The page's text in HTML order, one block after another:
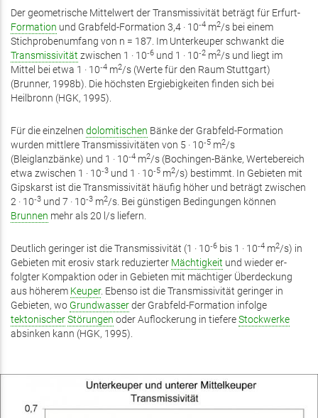
Der geometrische Mittelwert der Transmissi­vität beträgt für Erfurt-
Formation und Grabfeld-Formation 3,4 · 10‑4 m2/s bei einem
Stichprobenumfang von n = 187. Im Unterkeuper schwankt die
Transmissivität zwischen 1 · 10‑6 und 1 · 10‑2 m2/s und liegt im
Mittel bei etwa 1 · 10‑4 m2/s (Werte für den Raum Stuttgart)
(Brunner, 1998b). Die höchsten Ergiebigkeiten finden sich bei
Heilbronn (HGK, 1995).
Für die einzelnen dolomitischen Bänke der Grabfeld-Formation
wurden mittlere Trans­missivitäten von 5 · 10‑5 m2/s
(Bleiglanzbänke) und 1 · 10‑4 m2/s (Bochingen-Bänke, Wertebereich
etwa zwischen 1 · 10‑3 und 1 · 10‑5 m2/s) bestimmt. In Gebieten mit
Gipskarst ist die Transmissivität häufig höher und be­trägt zwischen
2 · 10‑3 und 7 · 10‑3 m2/s. Bei günstigen Bedingungen können
Brunnen mehr als 20 l/s liefern.
Deutlich geringer ist die Transmissivität (1 · 10‑6 bis 1 · 10‑4 m2/s) in
Ge­bieten mit erosiv stark reduzierter Mächtigkeit und wieder er­
folgter Kompaktion oder in Gebieten mit mächtiger Über­deckung
aus höherem Keuper. Ebenso ist die Transmissivität geringer in
Gebieten, wo Grundwasserder Grabfeld-Formation infolge
tektonischerStörungen oder Auflockerung in tiefereStockwerke
absinken kann (HGK, 1995).